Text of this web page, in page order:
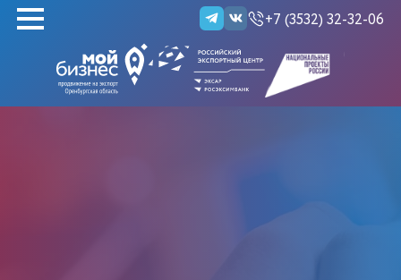
+7 (3532) 32-32-06